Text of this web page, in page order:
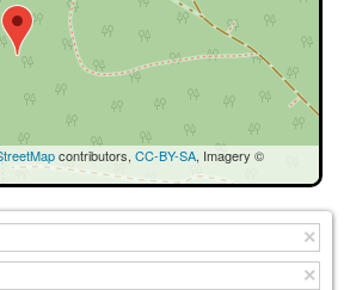
contributors, CC-BY-SA, Imagery ©